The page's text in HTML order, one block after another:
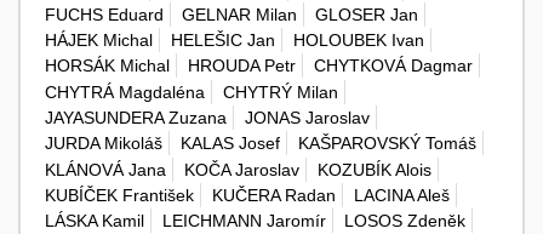
FUCHS Eduard
GELNAR Milan
GLOSER Jan
HÁJEK Michal
HELEŠIC Jan
HOLOUBEK Ivan
HORSÁK Michal
HROUDA Petr
CHYTKOVÁ Dagmar
CHYTRÁ Magdaléna
CHYTRÝ Milan
JAYASUNDERA Zuzana
JONAS Jaroslav
JURDA Mikoláš
KALAS Josef
KAŠPAROVSKÝ Tomáš
KLÁNOVÁ Jana
KOČA Jaroslav
KOZUBÍK Alois
KUBÍČEK František
KUČERA Radan
LACINA Aleš
LÁSKA Kamil
LEICHMANN Jaromír
LOSOS Zdeněk